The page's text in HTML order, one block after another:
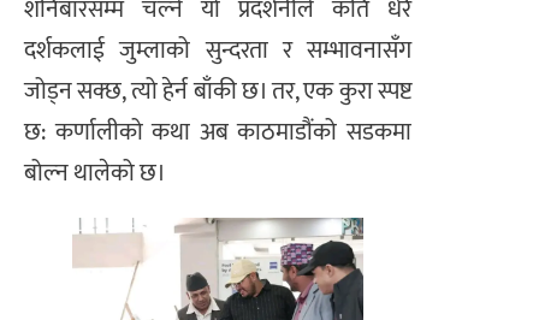
शनिबारसम्म चल्ने यो प्रदर्शनीले कति धेरै
दर्शकलाई जुम्लाको सुन्दरता र सम्भावनासँग
जोड्न सक्छ, त्यो हेर्न बाँकी छ। तर, एक कुरा स्पष्ट
छ: कर्णालीको कथा अब काठमाडौंको सडकमा
बोल्न थालेको छ।